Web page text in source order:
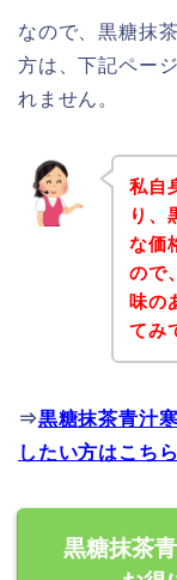
なので、黒糖抹
方は、下記ペー
れません。
私自
り、
な価
ので
味の
てみ
⇒黒糖抹茶青汁
したい方はこちら
黒糖抹茶